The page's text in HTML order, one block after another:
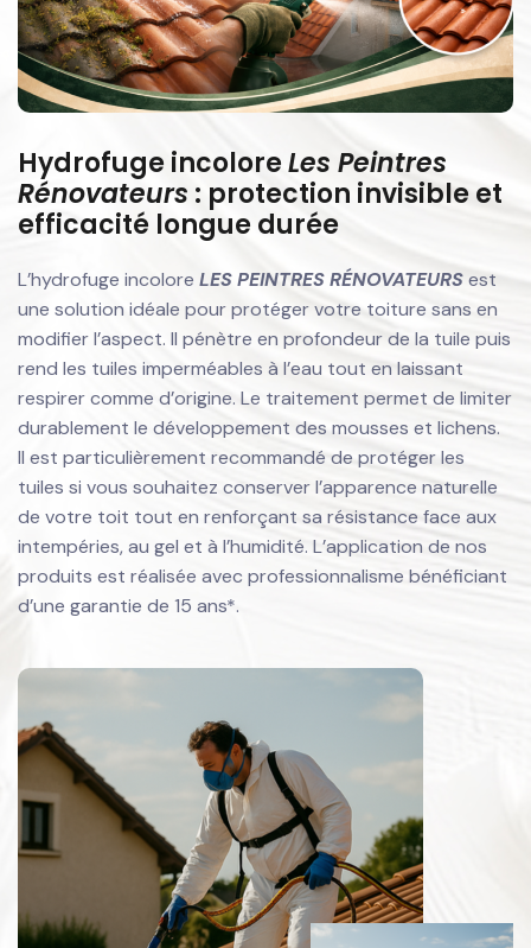
Hydrofuge incoloreLes Peintres
Rénovateurs : protection invisible et
efficacité longue durée
L’hydrofuge incolore LES PEINTRES RÉNOVATEURSest
une solution idéale pour protéger votre toiture sans en
modifier l’aspect. Il pénètre en profondeur de la tuile puis
rend les tuiles imperméables à l’eau tout en laissant
respirer comme d’origine. Le traitement permet de limiter
durablement le développement des mousses et lichens.
Il est particulièrement recommandé de protéger les
tuiles si vous souhaitez conserver l’apparence naturelle
de votre toit tout en renforçant sa résistance face aux
intempéries, au gel et à l’humidité. L’application de nos
produits est réalisée avec professionnalisme bénéficiant
d’une garantie de 15 ans*.